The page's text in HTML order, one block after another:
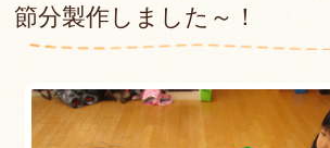
節分製作しました～！